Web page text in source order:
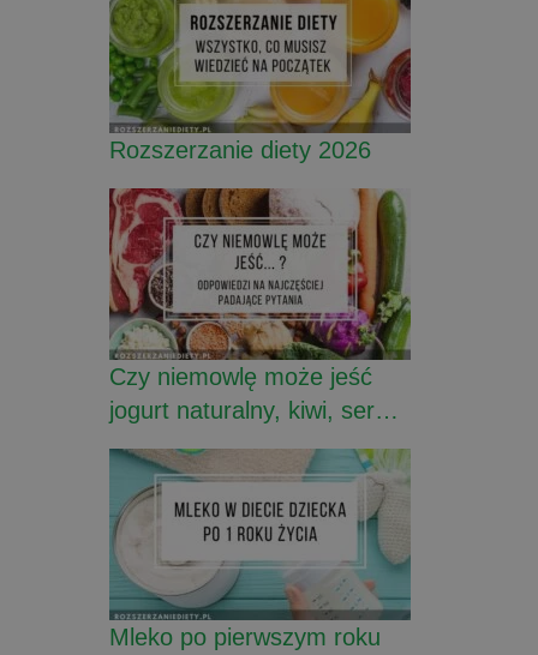
Rozszerzanie diety 2026
Czy niemowlę może jeść
jogurt naturalny, kiwi, ser…
Mleko po pierwszym roku